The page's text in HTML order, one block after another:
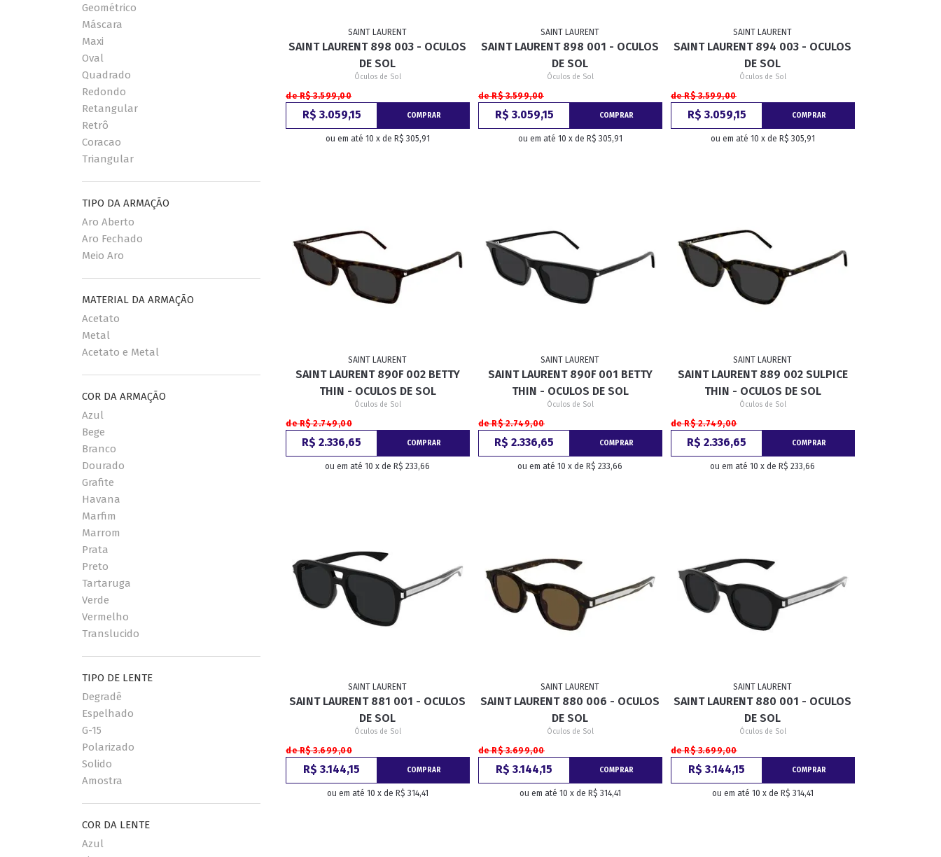
Geométrico
Máscara
Maxi
Oval
Quadrado
Redondo
Retangular
Retrô
Coracao
Triangular
TIPO DA ARMAÇÃO
Aro Aberto
Aro Fechado
Meio Aro
MATERIAL DA ARMAÇÃO
Acetato
Metal
Acetato e Metal
COR DA ARMAÇÃO
Azul
Bege
Branco
Dourado
Grafite
Havana
Marfim
Marrom
Prata
Preto
Tartaruga
Verde
Vermelho
Translucido
TIPO DE LENTE
Degradê
Espelhado
G-15
Polarizado
Solido
Amostra
COR DA LENTE
Azul
SAINT LAURENT
SAINT LAURENT 898 003 - OCULOS
DE SOL
Óculos de Sol
de R$ 3.599,00
R$ 3.059,15 COMPRAR
ou em até 10 x de R$ 305,91
SAINT LAURENT
SAINT LAURENT 898 001 - OCULOS
DE SOL
Óculos de Sol
de R$ 3.599,00
R$ 3.059,15 COMPRAR
ou em até 10 x de R$ 305,91
SAINT LAURENT
SAINT LAURENT 894 003 - OCULOS
DE SOL
Óculos de Sol
de R$ 3.599,00
R$ 3.059,15 COMPRAR
ou em até 10 x de R$ 305,91
SAINT LAURENT
SAINT LAURENT 890F 002 BETTY
THIN - OCULOS DE SOL
Óculos de Sol
de R$ 2.749,00
R$ 2.336,65 COMPRAR
ou em até 10 x de R$ 233,66
SAINT LAURENT
SAINT LAURENT 890F 001 BETTY
THIN - OCULOS DE SOL
Óculos de Sol
de R$ 2.749,00
R$ 2.336,65 COMPRAR
ou em até 10 x de R$ 233,66
SAINT LAURENT
SAINT LAURENT 889 002 SULPICE
THIN - OCULOS DE SOL
Óculos de Sol
de R$ 2.749,00
R$ 2.336,65 COMPRAR
ou em até 10 x de R$ 233,66
SAINT LAURENT
SAINT LAURENT 881 001 - OCULOS
DE SOL
Óculos de Sol
de R$ 3.699,00
R$ 3.144,15 COMPRAR
ou em até 10 x de R$ 314,41
SAINT LAURENT
SAINT LAURENT 880 006 - OCULOS
DE SOL
Óculos de Sol
de R$ 3.699,00
R$ 3.144,15 COMPRAR
ou em até 10 x de R$ 314,41
SAINT LAURENT
SAINT LAURENT 880 001 - OCULOS
DE SOL
Óculos de Sol
de R$ 3.699,00
R$ 3.144,15 COMPRAR
ou em até 10 x de R$ 314,41